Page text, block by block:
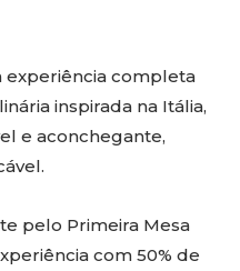
completa
inspirada na Itália,
e aconchegante,
pelo Primeira Mesa
com 50% de